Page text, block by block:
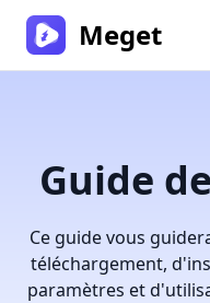
Meget
Guide
Ce guide vous
téléchargement,
paramètres et